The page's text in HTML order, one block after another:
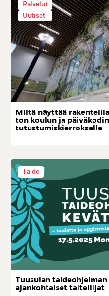
Palvelut
Uutiset
Mil­tä näyt­tää
ton kou­lun ja
tu­tus­tu­mis­kier­rok­sel­le
Taide
Tuu­su­lan
ajan­koh­tai­set tai­tei­li­jat